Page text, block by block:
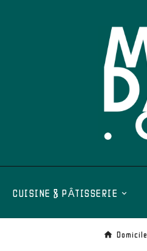
CUISINE & PÂTISSERIE
Domicile